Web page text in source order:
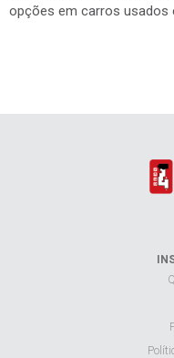
opções em carros usados